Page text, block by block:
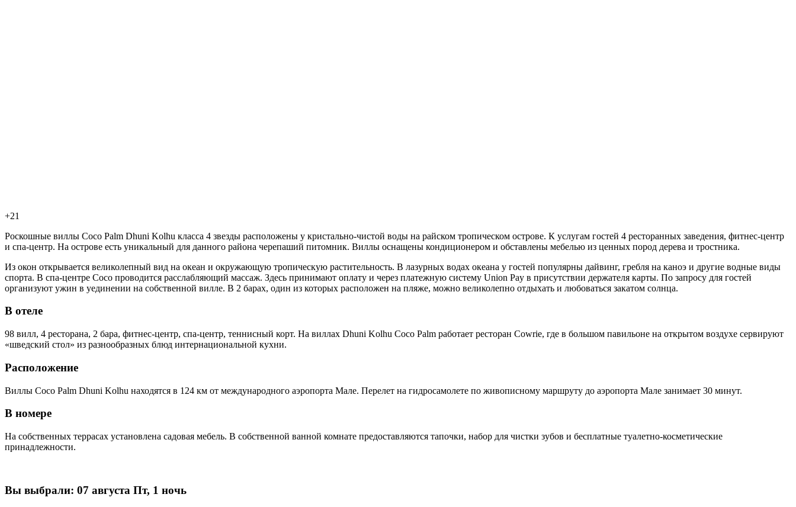
+21
Роскошные виллы Coco Palm Dhuni Kolhu класса 4 звезды расположены у кристально-чистой воды на райском тропическом острове. К услугам гостей 4 ресторанных заведения, фитнес-центр
и спа-центр. На острове есть уникальный для данного района черепаший питомник. Виллы оснащены кондиционером и обставлены мебелью из ценных пород дерева и тростника.
Из окон открывается великолепный вид на океан и окружающую тропическую растительность. В лазурных водах океана у гостей популярны дайвинг, гребля на каноэ и другие водные виды
спорта. В спа-центре Coco проводится расслабляющий массаж. Здесь принимают оплату и через платежную систему Union Pay в присутствии держателя карты. По запросу для гостей
организуют ужин в уединении на собственной вилле. В 2 барах, один из которых расположен на пляже, можно великолепно отдыхать и любоваться закатом солнца.
В отеле
98 вилл, 4 ресторана, 2 бара, фитнес-центр, спа-центр, теннисный корт. На виллах Dhuni Kolhu Coco Palm работает ресторан Cowrie, где в большом павильоне на открытом воздухе сервируют
«шведский стол» из разнообразных блюд интернациональной кухни.
Расположение
Виллы Coco Palm Dhuni Kolhu находятся в 124 км от международного аэропорта Мале. Перелет на гидросамолете по живописному маршруту до аэропорта Мале занимает 30 минут.
В номере
На собственных террасах установлена садовая мебель. В собственной ванной комнате предоставляются тапочки, набор для чистки зубов и бесплатные туалетно-косметические
принадлежности.
Вы выбрали: 07 августа Пт, 1 ночь